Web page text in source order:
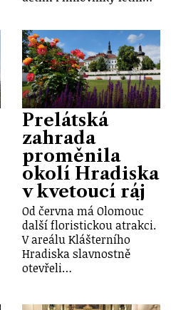
Prelátská
zahrada
proměnila
okolí Hradiska
v kvetoucí ráj
Od června má Olomouc
další floristickou atrakci.
V areálu Klášterního
Hradiska slavnostně
otevřeli…